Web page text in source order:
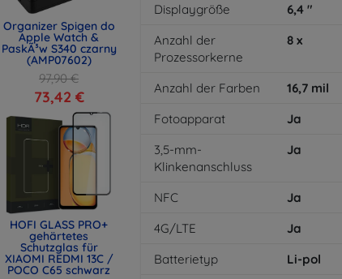
Organizer Spigen do
Apple Watch &
PaskÃ³w S340 czarny
(AMP07602)
97,90 €
73,42 €
HOFI GLASS PRO+
gehärtetes
Schutzglas für
XIAOMI REDMI 13C /
POCO C65 schwarz
Displaygröße
6,4 "
Anzahl der
Prozessorkerne
8 x
Anzahl der Farben 16,7 mil
Fotoapparat
Ja
3,5-mm-
Klinkenanschluss
Ja
NFC
Ja
4G/LTE
Ja
Batterietyp
Li-pol